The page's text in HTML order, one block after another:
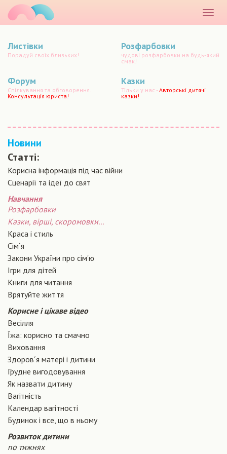
меню
Листівки
Порадуй своїх близьких!
Розфарбовки
чудові розфарбовки на будь-який
смак!
Форум
Спілкування та обговорення.
Консультація юриста!
Казки
Тільки у нас -Авторські дитячі
казки!
Новини
Статті:
Корисна інформація під час війни
Сценарiї та iдеї до свят
Навчання
Розфарбовки
Казки, вірші, скоромовки...
Краса і стиль
Сiм´я
Закони України про сiм'ю
Ігри для дітей
Книги для читання
Врятуйте життя
Корисне і цікаве відео
Весілля
Їжа: корисно та смачно
Виховання
Здоров´я матері і дитини
Грудне вигодовування
Як назвати дитину
Вагiтнiсть
Календар вагітності
Будинок і все, що в ньому
Розвиток дитини
по тижнях